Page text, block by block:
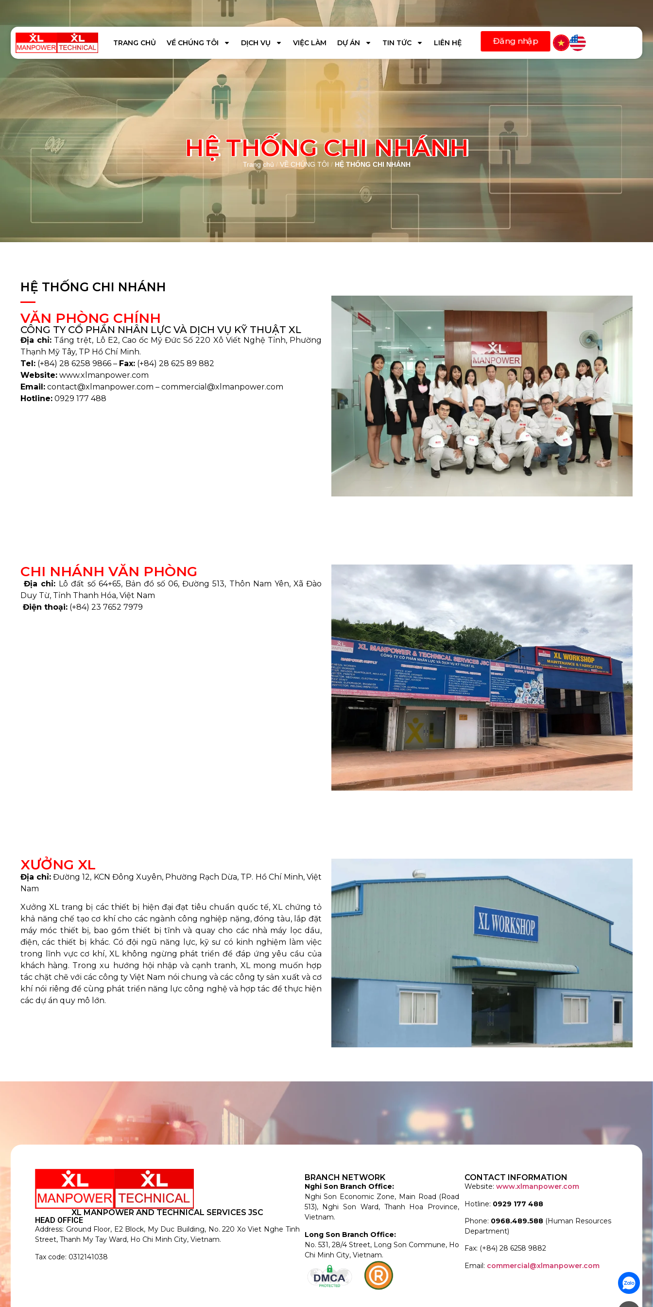
TRANG CHỦ VỀ CHÚNG TÔI DỊCH VỤ VIỆC LÀM DỰ ÁN TIN TỨC LIÊN HỆ
HỆ THỐNG CHI NHÁNH
Trang chủ / VỀ CHÚNG TÔI / HỆ THỐNG CHI NHÁNH
HỆ THỐNG CHI NHÁNH
VĂN PHÒNG CHÍNH
CÔNG TY CỔ PHẦN NHÂN LỰC VÀ DỊCH VỤ KỸ THUẬT XL
Địa chỉ: Tầng trệt, Lô E2, Cao ốc Mỹ Đức Số 220 Xô Viết Nghệ Tỉnh, Phường
Thạnh Mỹ Tây, TP Hồ Chí Minh.
Tel: (+84) 28 6258 9866 – Fax: (+84) 28 625 89 882
Website: www.xlmanpower.com
Email: contact@xlmanpower.com – commercial@xlmanpower.com
Hotline: 0929 177 488
CHI NHÁNH VĂN PHÒNG
Địa chỉ: Lô đất số 64+65, Bản đồ số 06, Đường 513, Thôn Nam Yên, Xã Đào
Duy Từ, Tỉnh Thanh Hóa, Việt Nam
Điện thoại: (+84) 23 7652 7979
XƯỞNG XL
Địa chỉ: Đường 12, KCN Đông Xuyên, Phường Rạch Dừa, TP. Hồ Chí Minh, Việt
Nam
Xưởng XL trang bị các thiết bị hiện đại đạt tiêu chuẩn quốc tế, XL chứng tỏ
khả năng chế tạo cơ khí cho các ngành công nghiệp nặng, đóng tàu, lắp đặt
máy móc thiết bị, bao gồm thiết bị tĩnh và quay cho các nhà máy lọc dầu,
điện, các thiết bị khác. Có đội ngũ năng lực, kỹ sư có kinh nghiệm làm việc
trong lĩnh vực cơ khí, XL không ngừng phát triển để đáp ứng yêu cầu của
khách hàng. Trong xu hướng hội nhập và cạnh tranh, XL mong muốn hợp
tác chặt chẽ với các công ty Việt Nam nói chung và các công ty sản xuất và cơ
khí nói riêng để cùng phát triển năng lực công nghệ và hợp tác để thực hiện
các dự án quy mô lớn.
XL MANPOWER AND TECHNICAL SERVICES JSC
HEAD OFFICE
Address: Ground Floor, E2 Block, My Duc Building, No. 220 Xo Viet Nghe Tinh
Street, Thanh My Tay Ward, Ho Chi Minh City, Vietnam.
Tax code: 0312141038
BRANCH NETWORK
Nghi Son Branch Office:
Nghi Son Economic Zone, Main Road (Road
513), Nghi Son Ward, Thanh Hoa Province,
Vietnam.
Long Son Branch Office:
No. 531, 28/4 Street, Long Son Commune, Ho
Chi Minh City, Vietnam.
CONTACT INFORMATION
Website:www.xlmanpower.com
Hotline: 0929 177 488
Phone: 0968.489.588 (Human Resources
Department)
Fax: (+84) 28 6258 9882
Email: commercial@xlmanpower.com